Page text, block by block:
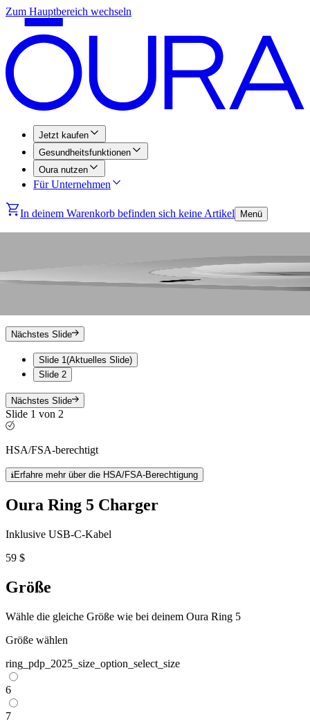
Zum Hauptbereich wechseln
Jetzt kaufen
Gesundheitsfunktionen
Oura nutzen
Für Unternehmen
In deinem Warenkorb befinden sich keine Artikel Menü
Nächstes Slide
Slide 1(Aktuelles Slide)
Slide 2
Nächstes Slide
Slide 1 von 2
HSA/FSA-berechtigt
Erfahre mehr über die HSA/FSA-Berechtigung
Oura Ring 5 Charger
Inklusive USB-C-Kabel
59 $
Größe
Wähle die gleiche Größe wie bei deinem Oura Ring 5
Größe wählen
ring_pdp_2025_size_option_select_size
6
7